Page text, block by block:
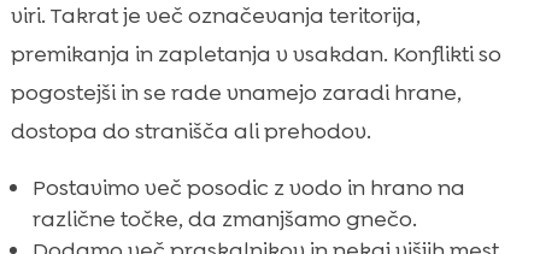
viri. Takrat je več označevanja teritorija,
premikanja in zapletanja v vsakdan. Konflikti so
pogostejši in se rade vnamejo zaradi hrane,
dostopa do stranišča ali prehodov.
Postavimo več posodic z vodo in hrano na
različne točke, da zmanjšamo gnečo.